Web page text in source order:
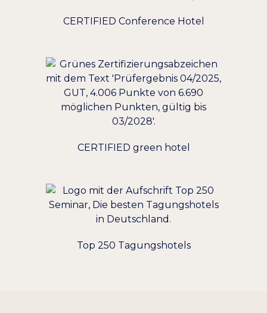
CERTIFIED Conference Hotel
CERTIFIED green hotel
Top 250 Tagungshotels